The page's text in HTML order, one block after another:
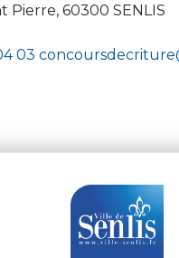
Pierre, 60300 SENLIS
03